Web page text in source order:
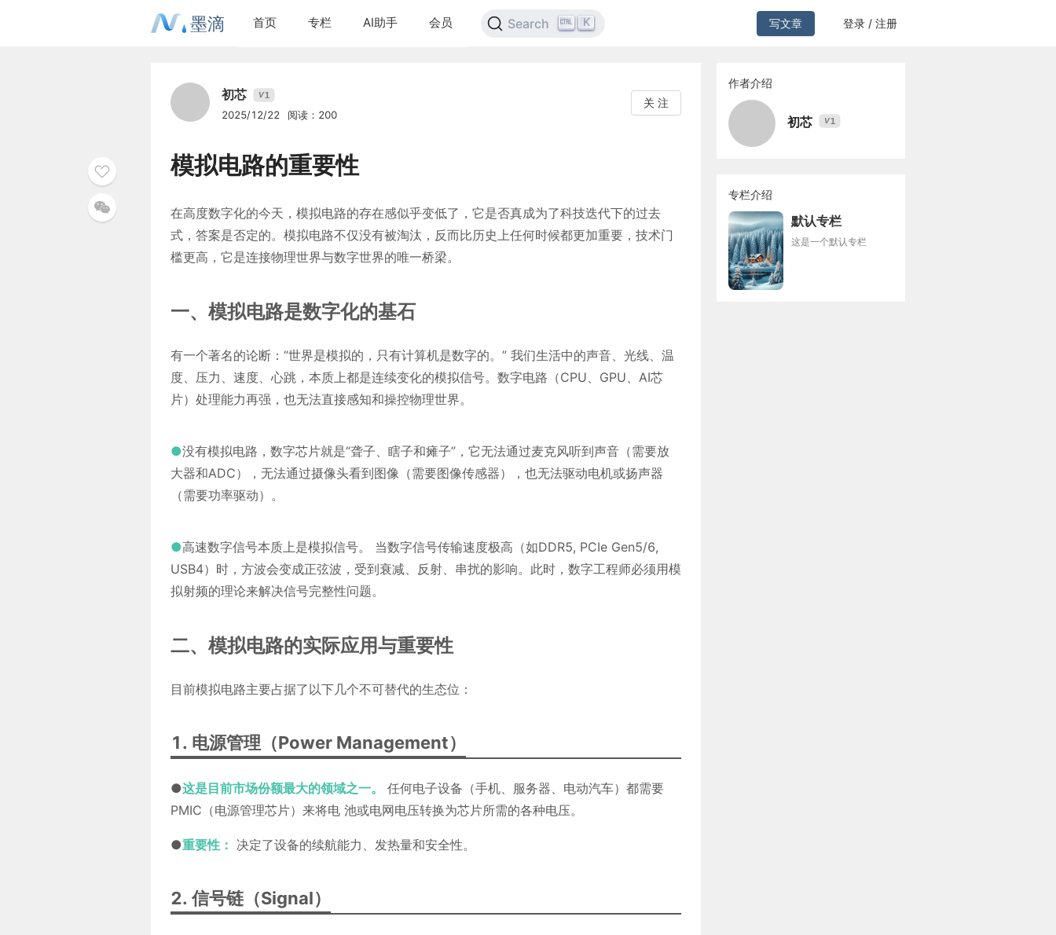
墨滴 首页 专栏 AI助手 会员 Search K 写文章 登录 / 注册
初芯 V1
2025/12/22 阅读：200
关 注
模拟电路的重要性
在高度数字化的今天，模拟电路的存在感似乎变低了，它是否真成为了科技迭代下的过去
式，答案是否定的。模拟电路不仅没有被淘汰，反而比历史上任何时候都更加重要，技术门
槛更高，它是连接物理世界与数字世界的唯一桥梁。
一、模拟电路是数字化的基石
有一个著名的论断：“世界是模拟的，只有计算机是数字的。” 我们生活中的声音、光线、温
度、压力、速度、心跳，本质上都是连续变化的模拟信号。数字电路（CPU、GPU、AI芯
片）处理能力再强，也无法直接感知和操控物理世界。
●没有模拟电路，数字芯片就是“聋子、瞎子和瘫子”，它无法通过麦克风听到声音（需要放
大器和ADC），无法通过摄像头看到图像（需要图像传感器），也无法驱动电机或扬声器
（需要功率驱动）。
●高速数字信号本质上是模拟信号。 当数字信号传输速度极高（如DDR5, PCIe Gen5/6,
USB4）时，方波会变成正弦波，受到衰减、反射、串扰的影响。此时，数字工程师必须用模
拟射频的理论来解决信号完整性问题。
二、模拟电路的实际应用与重要性
目前模拟电路主要占据了以下几个不可替代的生态位：
1. 电源管理（Power Management）
●这是目前市场份额最大的领域之一。
任何电子设备（手机、服务器、电动汽车）都需要
PMIC（电源管理芯片）来将电 池或电网电压转换为芯片所需的各种电压。
●重要性： 决定了设备的续航能力、发热量和安全性。
2. 信号链（Signal）
作者介绍
初芯 V1
专栏介绍
默认专栏
这是一个默认专栏